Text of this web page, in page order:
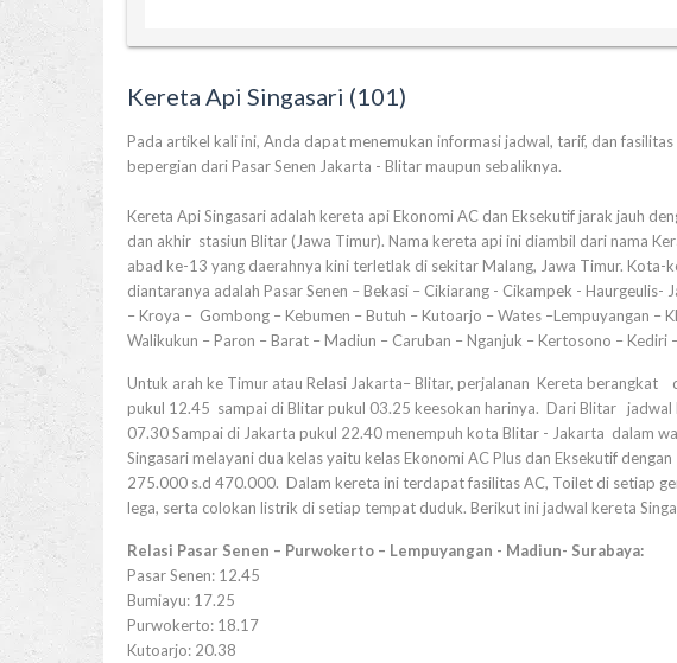
Kereta Api Singasari (101)
Pada artikel kali ini, Anda dapat menemukan informasi jadwal, tarif, dan
bepergian dari Pasar Senen Jakarta - Blitar maupun sebaliknya.
Kereta Api Singasari adalah kereta api Ekonomi AC dan Eksekutif jarak jauh
dan akhir stasiun Blitar (Jawa Timur). Nama kereta api ini diambil dari nama
abad ke-13 yang daerahnya kini terletlak di sekitar Malang, Jawa Timur. Kota-
diantaranya adalah Pasar Senen – Bekasi – Cikiarang - Cikampek -
– Kroya – Gombong – Kebumen – Butuh – Kutoarjo – Wates –Lempuyangan –
Walikukun – Paron – Barat – Madiun – Caruban – Nganjuk – Kertosono – Kediri
Untuk arah ke Timur atau Relasi Jakarta– Blitar, perjalanan Kereta berangkat
pukul 12.45 sampai di Blitar pukul 03.25 keesokan harinya. Dari Blitar
07.30 Sampai di Jakarta pukul 22.40 menempuh kota Blitar - Jakarta dalam
Singasari melayani dua kelas yaitu kelas Ekonomi AC Plus dan Eksekutif
275.000 s.d 470.000. Dalam kereta ini terdapat fasilitas AC, Toilet di setiap
lega, serta colokan listrik di setiap tempat duduk. Berikut ini jadwal kereta
Relasi Pasar Senen – Purwokerto – Lempuyangan - Madiun- Surabaya:
Pasar Senen: 12.45
Bumiayu: 17.25
Purwokerto: 18.17
Kutoarjo: 20.38